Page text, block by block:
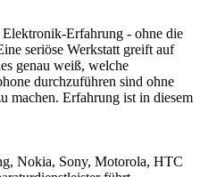
Erfahrung - ohne die
seriöse Werkstatt greift auf
genau weiß, welche
durchzuführen sind ohne
machen. Erfahrung ist in diesem
Nokia, Sony, Motorola, HTC